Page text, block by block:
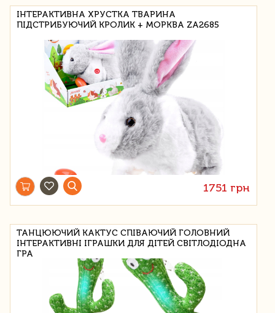
ІНТЕРАКТИВНА ХРУСТКА ТВАРИНА
ПІДСТРИБУЮЧИЙ КРОЛИК + МОРКВА ZA2685
1751 грн
ТАНЦЮЮЧИЙ КАКТУС СПІВАЮЧИЙ ГОЛОВНИЙ
ІНТЕРАКТИВНІ ІГРАШКИ ДЛЯ ДІТЕЙ СВІТЛОДІОДНА
ГРА